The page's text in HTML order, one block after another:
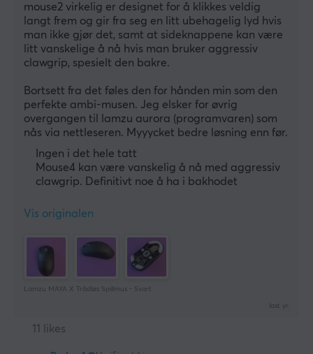
mouse2 virkelig er designet for å klikkes veldig
langt frem og gir fra seg en litt ubehagelig lyd hvis
man ikke gjør det, samt at sideknappene kan være
litt vanskelige å nå hvis man bruker aggressiv
clawgrip, spesielt den bakre.
Bortsett fra det føles den for hånden min som den
perfekte ambi-musen. Jeg elsker for øvrig
overgangen til lamzu aurora (programvaren) som
nås via nettleseren. Myyycket bedre løsning enn før.
Ingen i det hele tatt
Mouse4 kan være vanskelig å nå med aggressiv
clawgrip. Definitivt noe å ha i bakhodet
Vis originalen
Lamzu MAYA X Trådløs Spillmus - Svart
last yr.
11 likes